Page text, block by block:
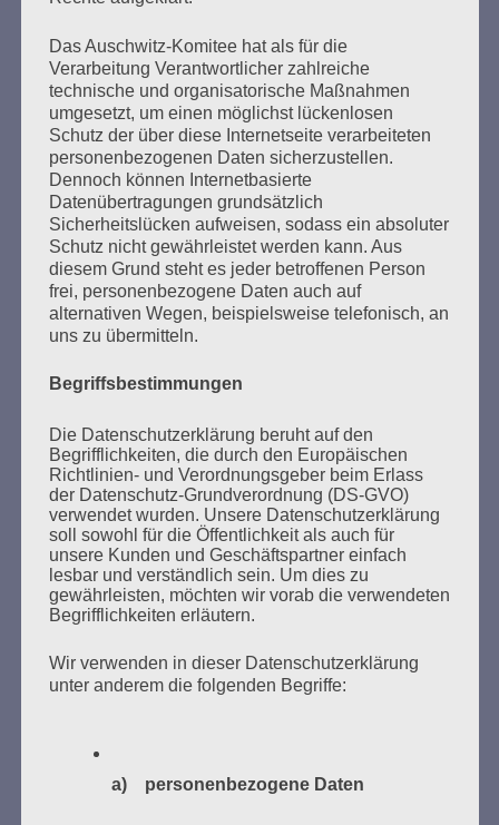
der
Beiträge
Der 8. Mai ist ein Tag der Hoffnung, ein Tag des
Nachdenkens!
Esther Bejarano - 26. Januar 2020
SUCHEN
NACH:
MARATHONLESUNG AUS DEN
VERBRANNTEN BÜCHERN
Das Auschwitz-Komitee hat als für die
Verarbeitung Verantwortlicher zahlreiche
technische und organisatorische Maßnahmen
umgesetzt, um einen möglichst lückenlosen
Schutz der über diese Internetseite verarbeiteten
personenbezogenen Daten sicherzustellen.
Dennoch können Internetbasierte
Datenübertragungen grundsätzlich
Sicherheitslücken aufweisen, sodass ein absoluter
Schutz nicht gewährleistet werden kann. Aus
diesem Grund steht es jeder betroffenen Person
frei, personenbezogene Daten auch auf
alternativen Wegen, beispielsweise telefonisch, an
uns zu übermitteln.
Begriffsbestimmungen
Die Datenschutzerklärung beruht auf den
Begrifflichkeiten, die durch den Europäischen
Richtlinien- und Verordnungsgeber beim Erlass
der Datenschutz-Grundverordnung (DS-GVO)
verwendet wurden. Unsere Datenschutzerklärung
soll sowohl für die Öffentlichkeit als auch für
unsere Kunden und Geschäftspartner einfach
lesbar und verständlich sein. Um dies zu
gewährleisten, möchten wir vorab die verwendeten
Begrifflichkeiten erläutern.
Wir verwenden in dieser Datenschutzerklärung
unter anderem die folgenden Begriffe:
a) personenbezogene Daten